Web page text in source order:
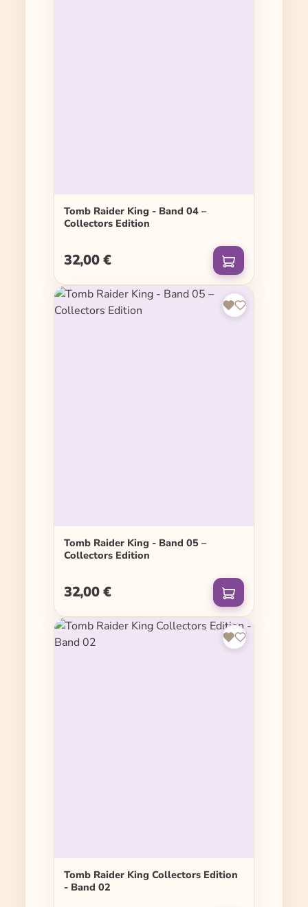
Tomb Raider King - Band 04 –
Collectors Edition
Regulärer Preis:
32,00 €
Tomb Raider King - Band 05 –
Collectors Edition
Regulärer Preis:
32,00 €
Tomb Raider King Collectors Edition
- Band 02